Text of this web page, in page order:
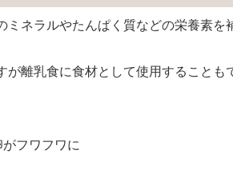
ネラルやたんぱく質などの栄養素を
離乳食に食材として使用することも
フワフワに